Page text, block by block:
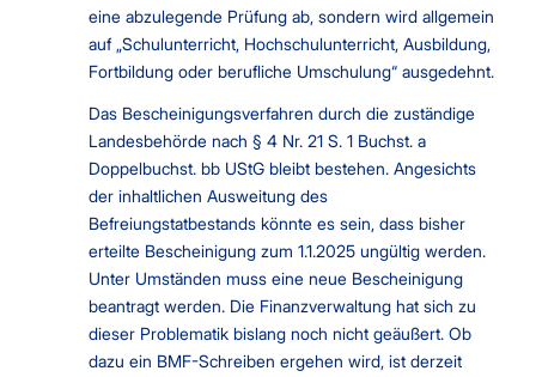
eine abzulegende Prüfung ab, sondern wird allgemein
auf „Schulunterricht, Hochschulunterricht, Ausbildung,
Fortbildung oder berufliche Umschulung“ ausgedehnt.
Das Bescheinigungsverfahren durch die zuständige
Landesbehörde nach § 4 Nr. 21 S. 1 Buchst. a
Doppelbuchst. bb UStG bleibt bestehen. Angesichts
der inhaltlichen Ausweitung des
Befreiungstatbestands könnte es sein, dass bisher
erteilte Bescheinigung zum 1.1.2025 ungültig werden.
Unter Umständen muss eine neue Bescheinigung
beantragt werden. Die Finanzverwaltung hat sich zu
dieser Problematik bislang noch nicht geäußert. Ob
dazu ein BMF-Schreiben ergehen wird, ist derzeit